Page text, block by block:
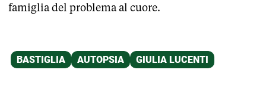
famiglia del problema al cuore.